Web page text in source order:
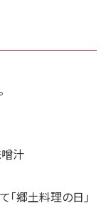
噌汁
「郷土料理の日」